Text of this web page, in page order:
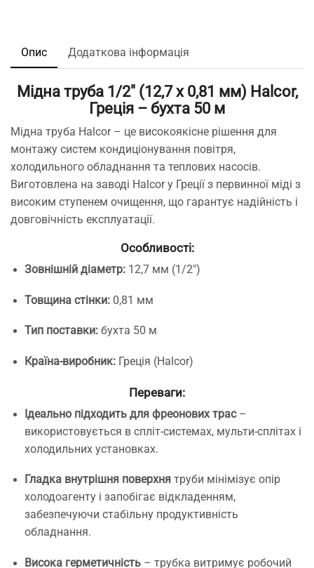
Опис Додаткова інформація
Мідна труба 1/2″ (12,7 x 0,81 мм) Halcor,
Греція – бухта 50 м
Мідна труба Halcor – це високоякісне рішення для
монтажу систем кондиціонування повітря,
холодильного обладнання та теплових насосів.
Виготовлена на заводі Halcor у Греції з первинної міді з
високим ступенем очищення, що гарантує надійність і
довговічність експлуатації.
Особливості:
Зовнішній діаметр: 12,7 мм (1/2″)
Товщина стінки: 0,81 мм
Тип поставки: бухта 50 м
Країна-виробник: Греція (Halcor)
Переваги:
Ідеально підходить для фреонових трас–
використовується в спліт-системах, мульти-сплітах і
холодильних установках.
Гладка внутрішня поверхня труби мінімізує опір
холодоагенту і запобігає відкладенням,
забезпечуючи стабільну продуктивність
обладнання.
Висока герметичність – трубка витримує робочий